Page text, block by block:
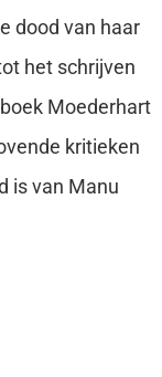
dood van haar
het schrijven
Moederhart
kritieken
is van Manu